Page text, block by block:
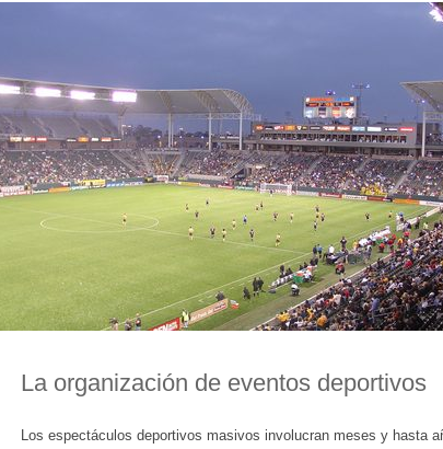
La organización de eventos deportivos
Los espectáculos deportivos masivos involucran meses y hasta